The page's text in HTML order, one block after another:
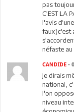
pas
C'EST LA
l'avis
faux)c'est
néfaste au
CANDIDE -
Je dirais
national,
l'on
niveau